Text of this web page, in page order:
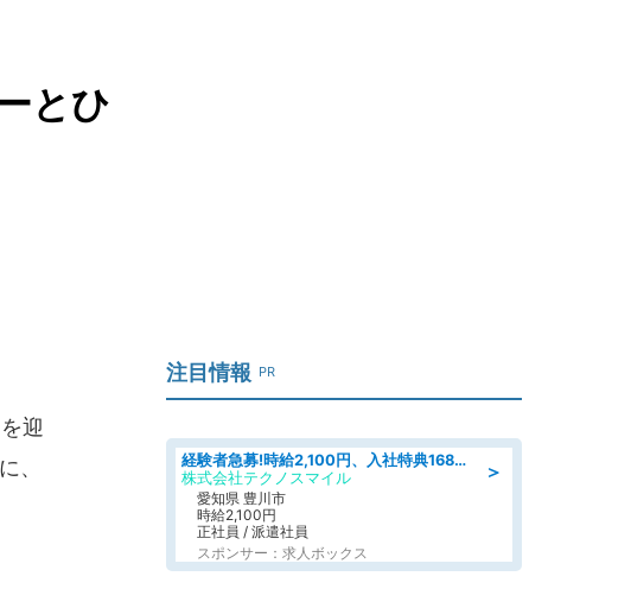
とひ
迎
、
注目情報 PR
＞
経験者急募!時給2,100円、入社特典168万円の自動車製造業務/トヨタ自動車/tutumi
株式会社テクノスマイル
愛知県 豊川市
時給2,100円
正社員 / 派遣社員
スポンサー：求人ボックス